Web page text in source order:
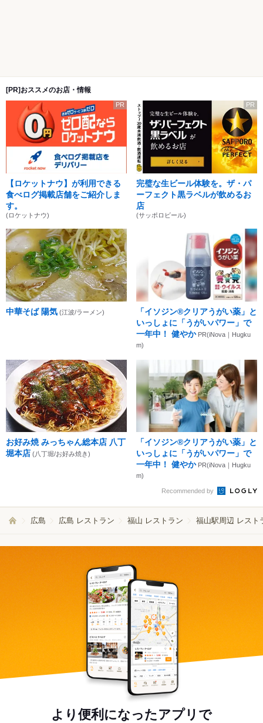
[PR]おススメのお店・情報
PR
【ロケットナウ】が利用できる
食べログ掲載店舗をご紹介しま
す。
(ロケットナウ)
PR
完璧な生ビール体験を。ザ・パ
ーフェクト黒ラベルが飲めるお
店
(サッポロビール)
中華そば 陽気 (江波/ラーメン)
「イソジン®クリアうがい薬」と
いっしょに「うがいパワー」で
一年中！ 健やか PR(iNova｜Hugku
m)
お好み焼 みっちゃん総本店 八丁
堀本店 (八丁堀/お好み焼き)
「イソジン®クリアうがい薬」と
いっしょに「うがいパワー」で
一年中！ 健やか PR(iNova｜Hugku
m)
Recommended by
広島 広島 レストラン 福山 レストラン 福山駅周辺 レスト
より便利になったアプリで